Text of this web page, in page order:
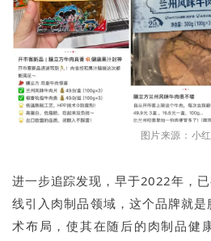
图片来源：小
进一步追踪发现，早于2022年，
线引入肉制品领域，这个品牌就
术布局，使其在随后的肉制品健